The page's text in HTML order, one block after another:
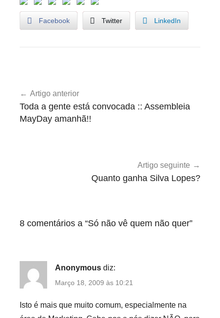
Facebook Twitter LinkedIn
de
artigos
Artigo anterior
Toda a gente está convocada :: Assembleia
MayDay amanhã!!
Artigo seguinte
Quanto ganha Silva Lopes?
8 comentários a “Só não vê quem não quer”
Anonymous diz:
Março 18, 2009 às 10:21
Isto é mais que muito comum, especialmente na